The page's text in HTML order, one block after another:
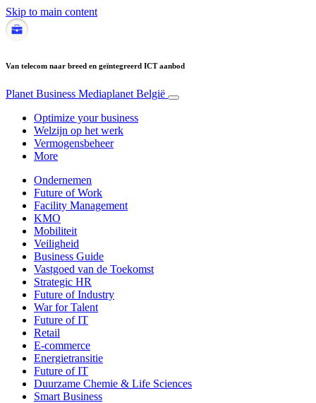
Skip to main content
Van telecom naar breed en geïntegreerd ICT aanbod
Planet Business Mediaplanet België
Optimize your business
Welzijn op het werk
Vermogensbeheer
More
Ondernemen
Future of Work
Facility Management
KMO
Mobiliteit
Veiligheid
Business Guide
Vastgoed van de Toekomst
Strategic HR
Future of Industry
War for Talent
Future of IT
Retail
E-commerce
Energietransitie
Future of IT
Duurzame Chemie & Life Sciences
Smart Business